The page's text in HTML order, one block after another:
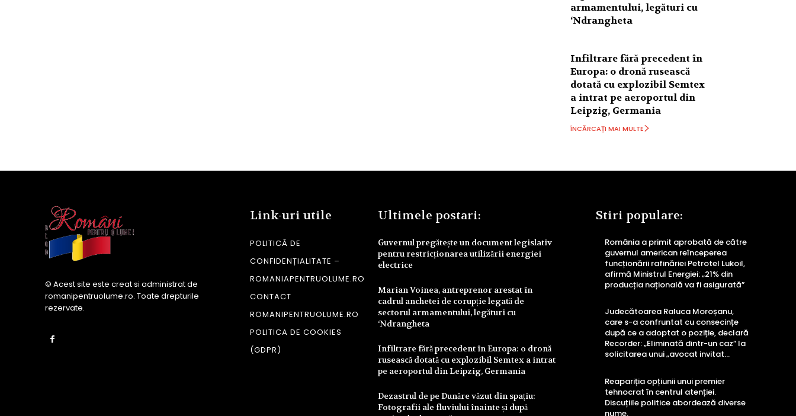
armamentului, legături cu
‘Ndrangheta
Infiltrare fără precedent în
Europa: o dronă rusească
dotată cu explozibil Semtex
a intrat pe aeroportul din
Leipzig, Germania
ÎNCĂRCAȚI MAI MULTE
© Acest site este creat si administrat de
romanipentruolume.ro. Toate drepturile
rezervate.
Link-uri utile
POLITICĂ DE
CONFIDENȚIALITATE –
ROMANIAPENTRUOLUME.RO
CONTACT
ROMANIPENTRUOLUME.RO
POLITICA DE COOKIES
(GDPR)
Ultimele postari:
Guvernul pregătește un document legislativ
pentru restricționarea utilizării energiei
electrice
Marian Voinea, antreprenor arestat în
cadrul anchetei de corupție legată de
sectorul armamentului, legături cu
‘Ndrangheta
Infiltrare fără precedent în Europa: o dronă
rusească dotată cu explozibil Semtex a intrat
pe aeroportul din Leipzig, Germania
Dezastrul de pe Dunăre văzut din spațiu:
Fotografii ale fluviului înainte și după
Stiri populare:
România a primit aprobată de către
guvernul american reînceperea
funcționării rafinăriei Petrotel Lukoil,
afirmă Ministrul Energiei: „21% din
producția națională va fi asigurată”
Judecătoarea Raluca Moroșanu,
care s-a confruntat cu consecințe
după ce a adoptat o poziție, declară
Recorder: „Eliminată dintr-un caz” la
solicitarea unui „avocat invitat...
Reapariția opțiunii unui premier
tehnocrat în centrul atenției.
Discuțiile politice abordează diverse
nume.